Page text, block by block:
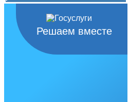
Решаем вместе